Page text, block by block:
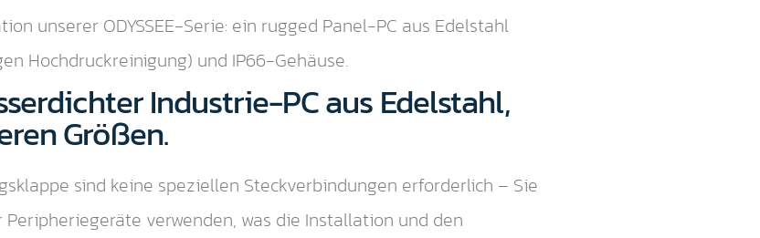
unserer ODYSSEE-Serie: ein rugged Panel-PC aus Edelstahl
Hochdruckreinigung) und IP66-Gehäuse.
Industrie-PC aus Edelstahl,
Größen.
sind keine speziellen Steckverbindungen erforderlich – Sie
verwenden, was die Installation und den